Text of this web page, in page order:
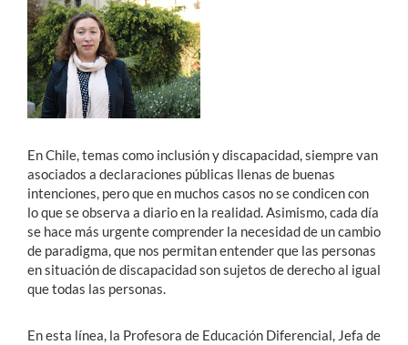
En Chile, temas como inclusión y discapacidad, siempre van
asociados a declaraciones públicas llenas de buenas
intenciones, pero que en muchos casos no se condicen con
lo que se observa a diario en la realidad. Asimismo, cada día
se hace más urgente comprender la necesidad de un cambio
de paradigma, que nos permitan entender que las personas
en situación de discapacidad son sujetos de derecho al igual
que todas las personas.
En esta línea, la Profesora de Educación Diferencial, Jefa de